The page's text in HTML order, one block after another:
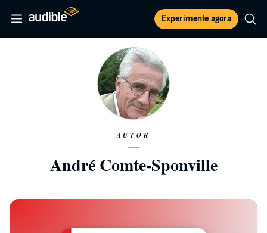
Experimente agora
AUTOR
André Comte-Sponville